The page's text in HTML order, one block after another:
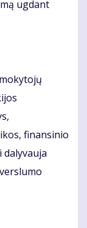
ugdant
finansinio